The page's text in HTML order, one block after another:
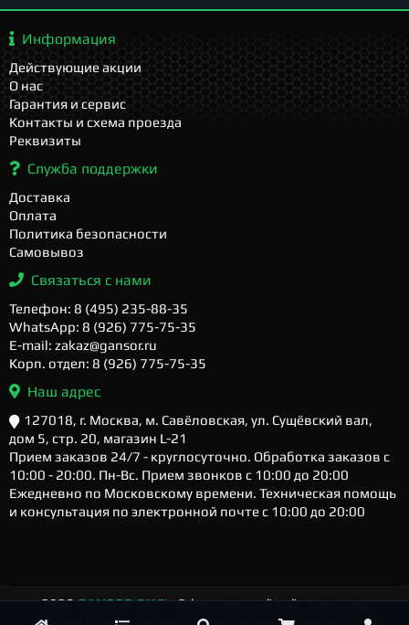
Информация
Действующие акции
О нас
Гарантия и сервис
Контакты и схема проезда
Реквизиты
Служба поддержки
Доставка
Оплата
Политика безопасности
Самовывоз
Связаться с нами
Телефон: 8 (495) 235-88-35
WhatsApp: 8 (926) 775-75-35
E-mail: zakaz@gansor.ru
Корп. отдел: 8 (926) 775-75-35
Наш адрес
127018, г. Москва, м. Савёловская, ул. Сущёвский вал,
дом 5, стр. 20, магазин L-21
Прием заказов 24/7 - круглосуточно. Обработка заказов с
10:00 - 20:00. Пн-Вс. Прием звонков с 10:00 до 20:00
Ежедневно по Московскому времени. Техническая помощь
и консультация по электронной почте с 10:00 до 20:00
2026GANSOR.RU ™- Официальный сайт магазина
компьютерной техники и электроники. Компьютеры